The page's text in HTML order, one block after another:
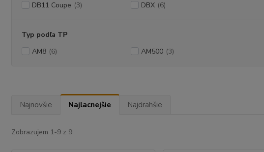
DB11 Coupe (3) DBX (6)
Typ podľa TP
AM8 (6) AM500 (3)
Najnovšie Najlacnejšie Najdrahšie
Zobrazujem 1-9 z 9